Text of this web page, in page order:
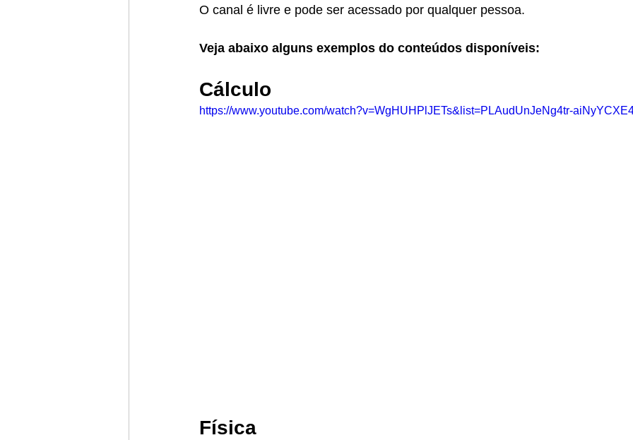
O canal é livre e pode ser acessado por qualquer pessoa.
Veja abaixo alguns exemplos do conteúdos disponíveis:
Cálculo
https://www.youtube.com/watch?v=WgHUHPlJETs&list=PLAudUnJeNg4tr-
Física